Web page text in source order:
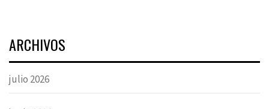
ARCHIVOS
julio 2026